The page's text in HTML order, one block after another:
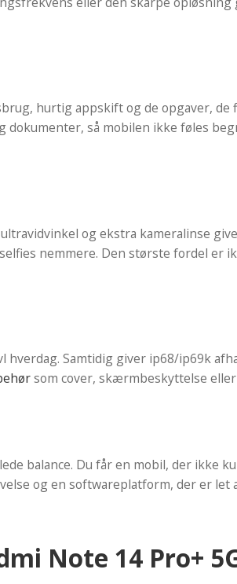
hurtig appskift og de opgaver,
dokumenter, så mobilen ikke føles
og ekstra kameralinse
nemmere. Den største fordel er
Samtidig giver ip68/ip69k
som cover, skærmbeskyttelse
balance. Du får en mobil, der ikke
og en softwareplatform, der er let
Note 14 Pro+